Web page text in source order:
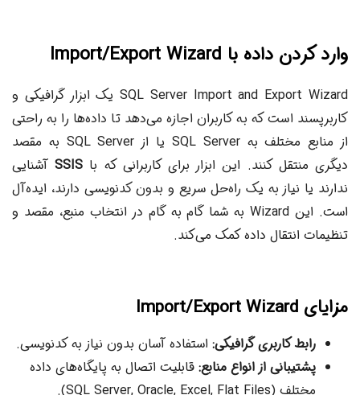
وارد کردن داده با Import/Export Wizard
SQL Server Import and Export Wizard یک ابزار گرافیکی و
کاربرپسند است که به کاربران اجازه می‌دهد تا داده‌ها را به راحتی
از منابع مختلف به SQL Server یا از SQL Server به مقصد
دیگری منتقل کنند. این ابزار برای کاربرانی که با SSISآشنایی
ندارند یا نیاز به یک راه‌حل سریع و بدون کدنویسی دارند، ایده‌آل
است. این Wizard به شما گام به گام در انتخاب منبع، مقصد و
تنظیمات انتقال داده کمک می‌کند.
مزایای Import/Export Wizard
رابط کاربری گرافیکی: استفاده آسان بدون نیاز به کدنویسی.
پشتیبانی از انواع منابع: قابلیت اتصال به پایگاه‌های داده
مختلف (SQL Server, Oracle, Excel, Flat Files).